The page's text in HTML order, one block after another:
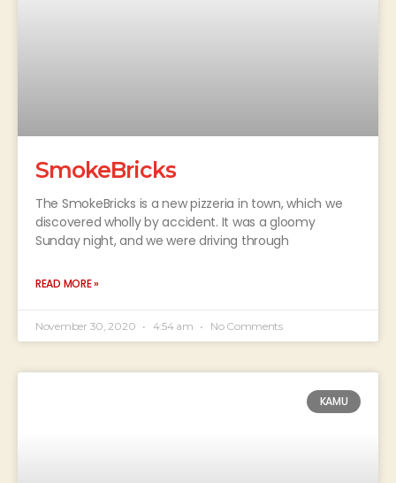
SmokeBricks
The SmokeBricks is a new pizzeria in town, which we
discovered wholly by accident. It was a gloomy
Sunday night, and we were driving through
READ MORE »
November 30, 2020 4:54 am No Comments
KAMU